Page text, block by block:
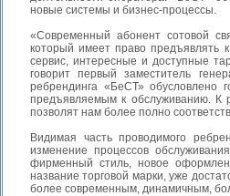
новые системы и бизнес-процессы.
«Современный абонент сотовой
который имеет право предъявлять
сервис, интересные и доступные
говорит первый заместитель
ребрендинга «БеСТ» обусловлено
предъявляемым к обслуживанию. К
позволят нам более полно
Видимая часть проводимого
изменение процессов
фирменный стиль, новое
название торговой марки, уже
более современным, динамичным,